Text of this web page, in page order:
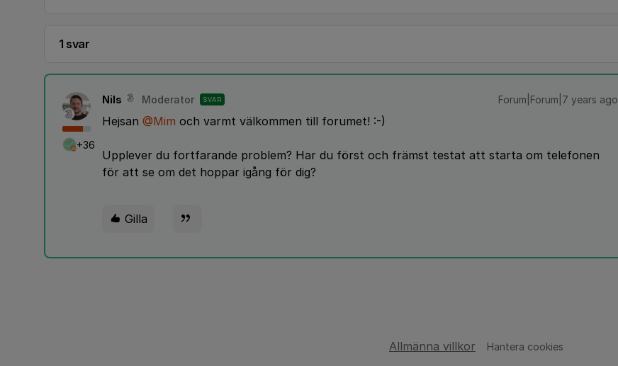
1 svar
+36
Nils Moderator SVAR Forum|Forum|7 years ago
Hejsan @Mim och varmt välkommen till forumet! :-)
Upplever du fortfarande problem? Har du först och främst testat att starta om telefonen
för att se om det hoppar igång för dig?
Gilla
Allmänna villkor Hantera cookies